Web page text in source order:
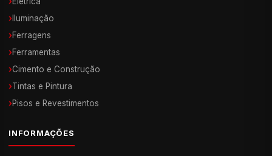
› Iluminação
›Ferragens
›Ferramentas
›Cimento e Construção
›Tintas e Pintura
›Pisos e Revestimentos
INFORMAÇÕES